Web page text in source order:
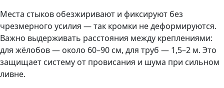
Места стыков обезжиривают и фиксируют без
чрезмерного усилия — так кромки не деформируются.
Важно выдерживать расстояния между креплениями:
для жёлобов — около 60–90 см, для труб — 1,5–2 м. Это
защищает систему от провисания и шума при сильном
ливне.